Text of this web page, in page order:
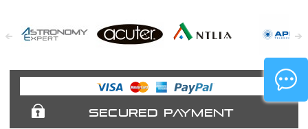
Expert
Telescopes
SECURED PAYMENT